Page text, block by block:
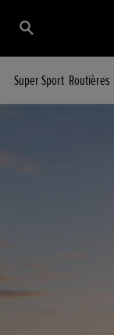
Super Sport Routières